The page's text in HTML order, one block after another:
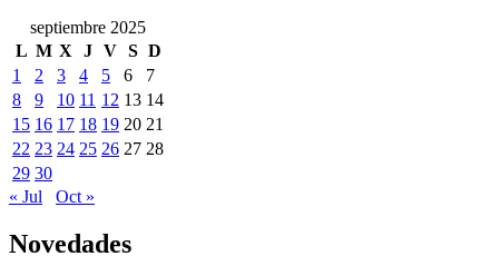
septiembre 2025
L M X J V S D
1
2 3 4 5 6
7
8
9 10 11 12 13 14
15 16 17 18 19 20 21
22 23 24 25 26 27 28
29 30
« Jul
Oct »
Novedades